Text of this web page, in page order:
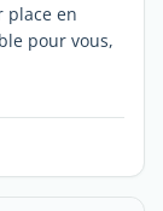
place en
pour vous,